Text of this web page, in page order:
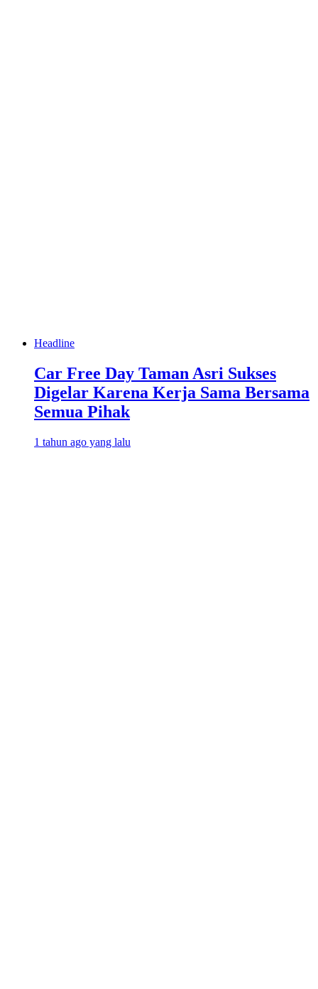
Headline
Car Free Day Taman Asri Sukses
Digelar Karena Kerja Sama Bersama
Semua Pihak
1 tahun ago yang lalu